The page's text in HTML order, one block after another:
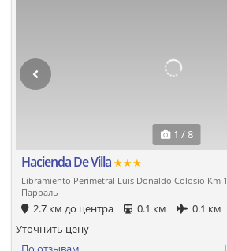
1 / 8
Hacienda De Villa ★★★
Libramiento Perimetral Luis Donaldo Colosio Km
Парраль
2.7 км до центра 0.1 км 0.1 км
Уточнить цену